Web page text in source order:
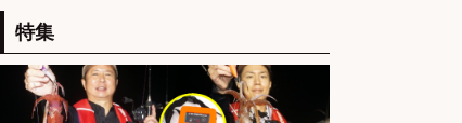
ート営業/釣りや釣具などの知識必
須/残業なし
会社名 株式会社天龍
sponsored by 求人ボックス
特集